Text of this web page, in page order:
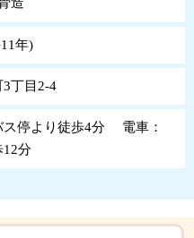
11年)
丁目2-4
ス停より徒歩4分 電車：
12分